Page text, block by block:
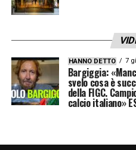
HANNO DETTO 7
Bargiggia:
svelo cosa è
della FIGC.
calcio italiano»